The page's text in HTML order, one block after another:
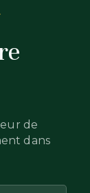
de
dans